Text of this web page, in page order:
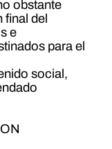
obstante
final del
e
para el
social,